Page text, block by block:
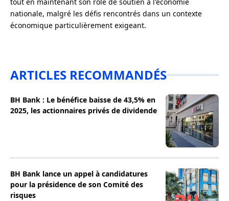
nationale, malgré les défis rencontrés dans un contexte
économique particulièrement exigeant.
ARTICLES RECOMMANDÉS
BH Bank : Le bénéfice baisse de 43,5% en
2025, les actionnaires privés de dividende
BH Bank lance un appel à candidatures
pour la présidence de son Comité des
risques